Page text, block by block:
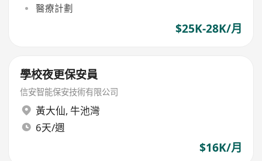
醫療計劃
$25K-28K/月
學校夜更保安員
信安智能保安技術有限公司
黃大仙, 牛池灣
6天/週
$16K/月